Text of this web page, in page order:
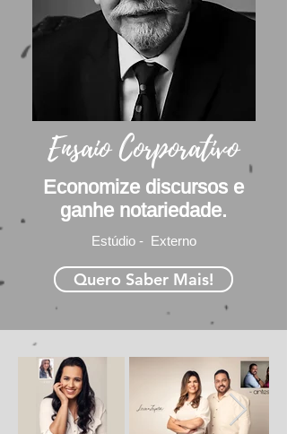
Ensaio Corporativo
Economize discursos e
ganhe notariedade.
Estúdio - Externo
Quero Saber Mais!